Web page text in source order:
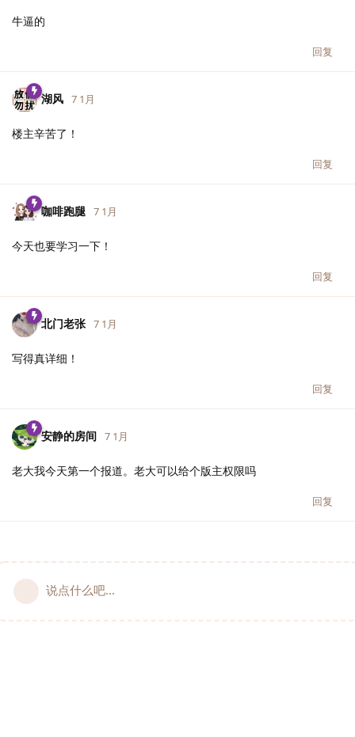
牛逼的
回复
湖风 7 1月
楼主辛苦了！
回复
咖啡跑腿 7 1月
今天也要学习一下！
回复
北门老张 7 1月
写得真详细！
回复
安静的房间 7 1月
老大我今天第一个报道。老大可以给个版主权限吗
回复
说点什么吧...